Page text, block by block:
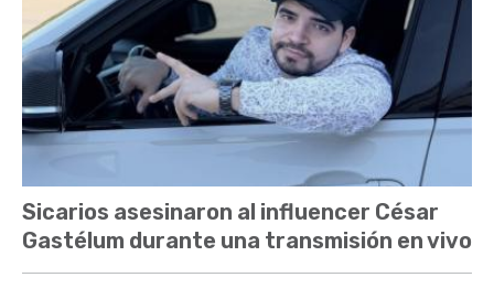
Sicarios asesinaron al influencer César
Gastélum durante una transmisión en vivo